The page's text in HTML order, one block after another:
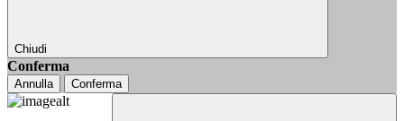
Chiudi
Conferma
Annulla Conferma